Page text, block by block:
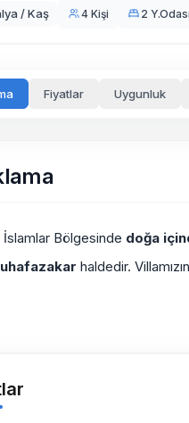
/ Kaş 4 Kişi 2 Y.Odası
Fiyatlar Uygunluk
İslamlar Bölgesinde doğa
haldedir.